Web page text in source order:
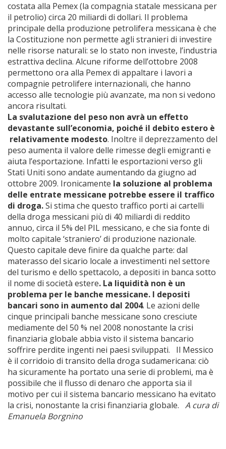
costata alla Pemex (la compagnia statale messicana per
il petrolio) circa 20 miliardi di dollari. Il problema
principale della produzione petrolifera messicana è che
la Costituzione non permette agli stranieri di investire
nelle risorse naturali: se lo stato non investe, l’industria
estrattiva declina. Alcune riforme dell’ottobre 2008
permettono ora alla Pemex di appaltare i lavori a
compagnie petrolifere internazionali, che hanno
accesso alle tecnologie più avanzate, ma non si vedono
ancora risultati.
La svalutazione del peso non avrà un effetto
devastante sull’economia, poiché il debito estero è
relativamente modesto. Inoltre il deprezzamento del
peso aumenta il valore delle rimesse degli emigranti e
aiuta l’esportazione. Infatti le esportazioni verso gli
Stati Uniti sono andate aumentando da giugno ad
ottobre 2009. Ironicamente la soluzione al problema
delle entrate messicane potrebbe essere il traffico
di droga.Si stima che questo traffico porti ai cartelli
della droga messicani più di 40 miliardi di reddito
annuo, circa il 5% del PIL messicano, e che sia fonte di
molto capitale ‘straniero’ di produzione nazionale.
Questo capitale deve finire da qualche parte: dal
materasso del sicario locale a investimenti nel settore
del turismo e dello spettacolo, a depositi in banca sotto
il nome di società estere. La liquidità non è un
problema per le banche messicane. I depositi
bancari sono in aumento dal 2004. Le azioni delle
cinque principali banche messicane sono cresciute
mediamente del 50 % nel 2008 nonostante la crisi
finanziaria globale abbia visto il sistema bancario
soffrire perdite ingenti nei paesi sviluppati. Il Messico
è il corridoio di transito della droga sudamericana: ciò
ha sicuramente ha portato una serie di problemi, ma è
possibile che il flusso di denaro che apporta sia il
motivo per cui il sistema bancario messicano ha evitato
la crisi, nonostante la crisi finanziaria globale. A cura di
Emanuela Borgnino